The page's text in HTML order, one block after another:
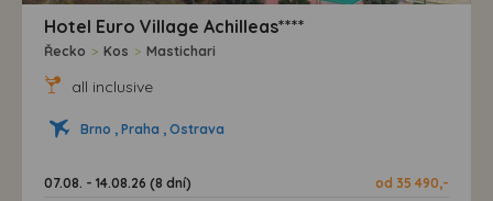
Hotel Euro Village Achilleas****
Řecko > Kos > Mastichari
all inclusive
Brno , Praha , Ostrava
07.08. - 14.08.26 (8 dní)
od 35 490,-